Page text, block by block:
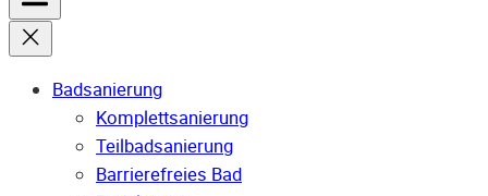
Badsanierung
Komplettsanierung
Teilbadsanierung
Barrierefreies Bad